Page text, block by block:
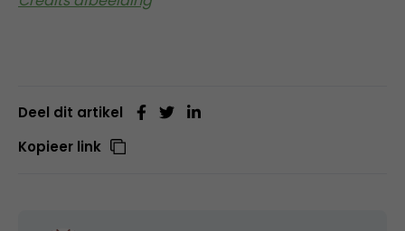
Deel dit artikel
Kopieer link